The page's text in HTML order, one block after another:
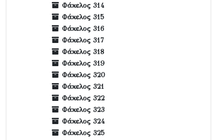
Φάκελος 314
Φάκελος 315
Φάκελος 316
Φάκελος 317
Φάκελος 318
Φάκελος 319
Φάκελος 320
Φάκελος 321
Φάκελος 322
Φάκελος 323
Φάκελος 324
Φάκελος 325